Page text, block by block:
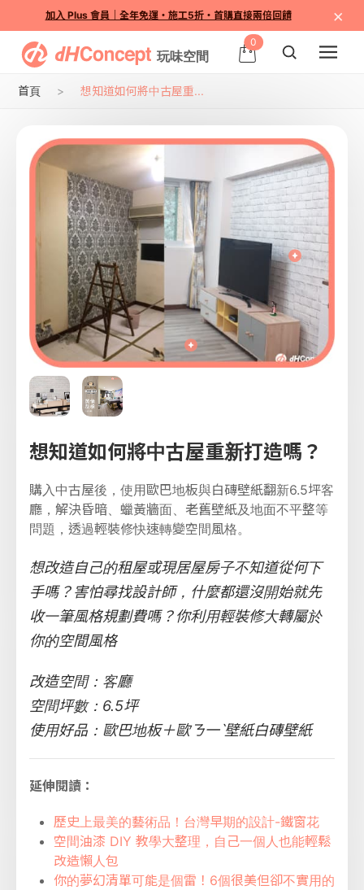
加入 Plus 會員｜全年免運・施工5折・首購直接兩倍回饋 ×
0
首頁 想知道如何將中古屋重...
想知道如何將中古屋重新打造嗎？
購入中古屋後，使用歐巴地板與白磚壁紙翻新6.5坪客
廳，解決昏暗、蠟黃牆面、老舊壁紙及地面不平整等
問題，透過輕裝修快速轉變空間風格。
想改造自己的租屋或現居屋房子不知道從何下
手嗎？害怕尋找設計師，什麼都還沒開始就先
收一筆風格規劃費嗎？你利用輕裝修大轉屬於
你的空間風格
改造空間：客廳
空間坪數：6.5坪
使用好品：歐巴地板＋歐ㄋ一ˋ壁紙白磚壁紙
延伸閱讀：
歷史上最美的藝術品！台灣早期的設計-鐵窗花
空間油漆 DIY 教學大整理，自己一個人也能輕鬆
改造懶人包
你的夢幻清單可能是個雷！6個很美但卻不實用的